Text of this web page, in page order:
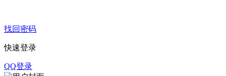
找回密码
快速登录
QQ登录